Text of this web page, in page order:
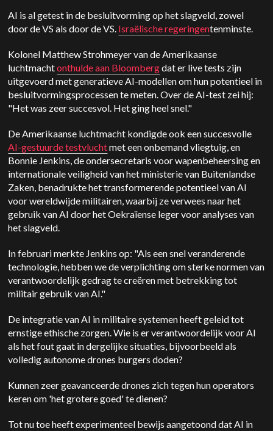
AI is al getest in de besluitvorming op het slagveld, zowel
door de VS als door de VS. Israëlische regeringentenminste.
Kolonel Matthew Strohmeyer van de Amerikaanse
luchtmachtonthulde aan Bloombergdat er live tests zijn
uitgevoerd met generatieve AI-modellen om hun potentieel in
besluitvormingsprocessen te meten. Over de AI-test zei hij:
"Het was zeer succesvol. Het ging heel snel."
De Amerikaanse luchtmacht kondigde ook een succesvolle
AI-gestuurde testvluchtmet een onbemand vliegtuig, en
Bonnie Jenkins, de ondersecretaris voor wapenbeheersing en
internationale veiligheid van het ministerie van Buitenlandse
Zaken, benadrukte het transformerende potentieel van AI
voor wereldwijde militairen, waarbij ze verwees naar het
gebruik van AI door het Oekraïense leger voor analyses van
het slagveld.
In februari merkte Jenkins op: "Als een snel veranderende
technologie, hebben we de verplichting om sterke normen van
verantwoordelijk gedrag te creëren met betrekking tot
militair gebruik van AI."
De integratie van AI in militaire systemen heeft geleid tot
ernstige ethische zorgen. Wie is er verantwoordelijk voor AI
als het fout gaat in dergelijke situaties, bijvoorbeeld als
volledig autonome drones burgers doden?
Kunnen zeer geavanceerde drones zich tegen hun operators
keren om 'het grotere goed' te dienen?
Tot nu toe heeft experimenteel bewijs aangetoond dat AI in